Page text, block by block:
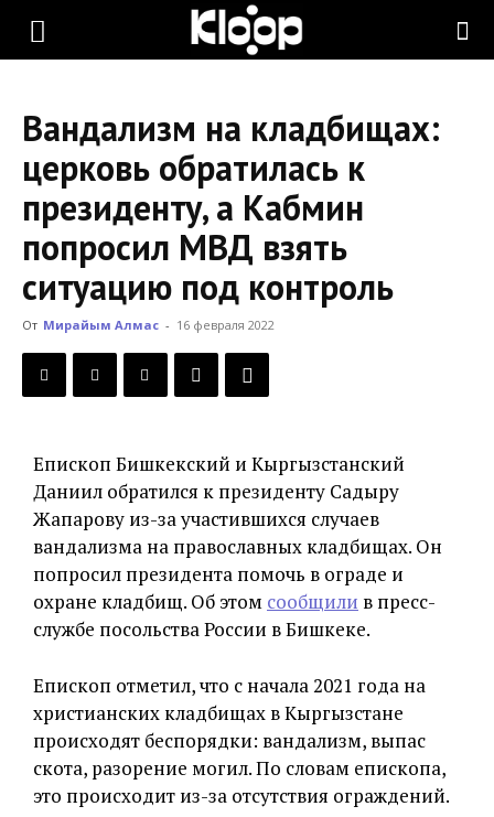
KLOOP.KG
Новости
Кыргызстана
Вандализм на кладбищах:
церковь обратилась к
президенту, а Кабмин
попросил МВД взять
ситуацию под контроль
От Мирайым Алмас - 16 февраля 2022
Епископ Бишкекский и Кыргызстанский
Даниил обратился к президенту Садыру
Жапарову из-за участившихся случаев
вандализма на православных кладбищах. Он
попросил президента помочь в ограде и
охране кладбищ. Об этом сообщили в пресс-
службе посольства России в Бишкеке.
Епископ отметил, что с начала 2021 года на
христианских кладбищах в Кыргызстане
происходят беспорядки: вандализм, выпас
скота, разорение могил. По словам епископа,
это происходит из-за отсутствия ограждений.